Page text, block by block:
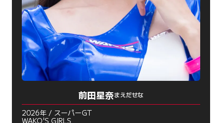
前田星奈まえだせな
2026年 / スーパーGT
WAKO'S GIRLS